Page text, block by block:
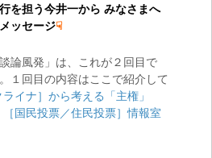
を担う今井一から みなさまへ
ッセージ☟
談論風発」は、これが２回目で
１回目の内容はここで紹介して
ライナ］から考える「主権」
［国民投票／住民投票］情報室